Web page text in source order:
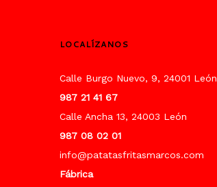
LOCALÍZANOS
Calle Burgo Nuevo, 9, 24001 León
987 21 41 67
Calle Ancha 13, 24003 León
987 08 02 01
info@patatasfritasmarcos.com
Fábrica